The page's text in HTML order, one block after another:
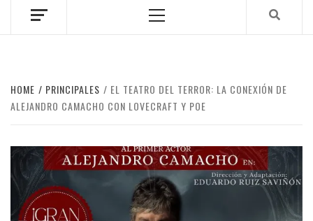
Menu
HOME PRINCIPALES
EL TEATRO DEL TERROR: LA CONEXIÓN DE
ALEJANDRO CAMACHO CON LOVECRAFT Y POE